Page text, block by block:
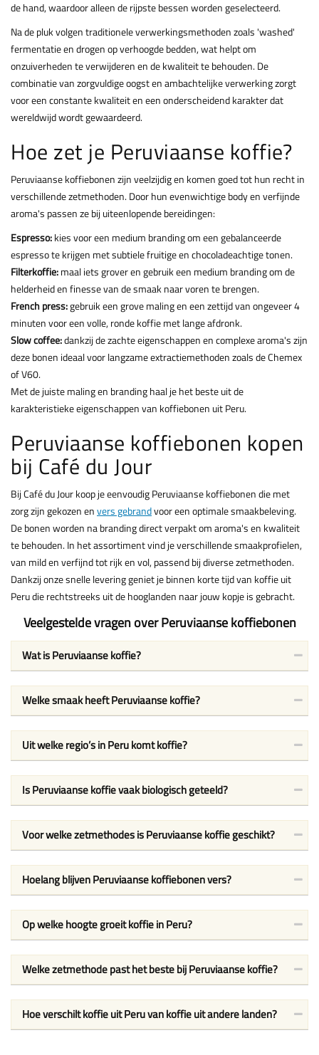
de hand, waardoor alleen de rijpste bessen worden geselecteerd.
Na de pluk volgen traditionele verwerkingsmethoden zoals 'washed'
fermentatie en drogen op verhoogde bedden, wat helpt om
onzuiverheden te verwijderen en de kwaliteit te behouden. De
combinatie van zorgvuldige oogst en ambachtelijke verwerking zorgt
voor een constante kwaliteit en een onderscheidend karakter dat
wereldwijd wordt gewaardeerd.
Hoe zet je Peruviaanse koffie?
Peruviaanse koffiebonen zijn veelzijdig en komen goed tot hun recht in
verschillende zetmethoden. Door hun evenwichtige body en verfijnde
aroma's passen ze bij uiteenlopende bereidingen:
Espresso:kies voor een medium branding om een gebalanceerde
espresso te krijgen met subtiele fruitige en chocoladeachtige tonen.
Filterkoffie:maal iets grover en gebruik een medium branding om de
helderheid en finesse van de smaak naar voren te brengen.
French press:gebruik een grove maling en een zettijd van ongeveer 4
minuten voor een volle, ronde koffie met lange afdronk.
Slow coffee:dankzij de zachte eigenschappen en complexe aroma's zijn
deze bonen ideaal voor langzame extractiemethoden zoals de Chemex
of V60.
Met de juiste maling en branding haal je het beste uit de
karakteristieke eigenschappen van koffiebonen uit Peru.
Peruviaanse koffiebonen kopen
bij Café du Jour
Bij Café du Jour koop je eenvoudig Peruviaanse koffiebonen die met
zorg zijn gekozen envers gebrandvoor een optimale smaakbeleving.
De bonen worden na branding direct verpakt om aroma's en kwaliteit
te behouden. In het assortiment vind je verschillende smaakprofielen,
van mild en verfijnd tot rijk en vol, passend bij diverse zetmethoden.
Dankzij onze snelle levering geniet je binnen korte tijd van koffie uit
Peru die rechtstreeks uit de hooglanden naar jouw kopje is gebracht.
Veelgestelde vragen over Peruviaanse koffiebonen
Wat is Peruviaanse koffie?
Welke smaak heeft Peruviaanse koffie?
Uit welke regio’s in Peru komt koffie?
Is Peruviaanse koffie vaak biologisch geteeld?
Voor welke zetmethodes is Peruviaanse koffie geschikt?
Hoelang blijven Peruviaanse koffiebonen vers?
Op welke hoogte groeit koffie in Peru?
Welke zetmethode past het beste bij Peruviaanse koffie?
Hoe verschilt koffie uit Peru van koffie uit andere landen?